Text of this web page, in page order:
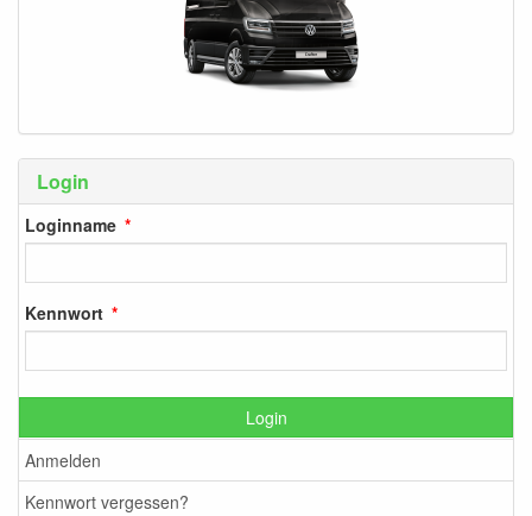
Login
Loginname
Kennwort
Login
Anmelden
Kennwort vergessen?